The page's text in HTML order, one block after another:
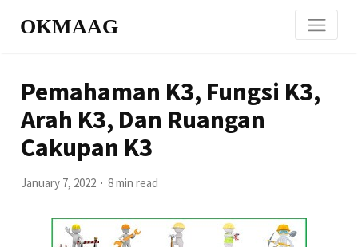
OKMAAG
Pemahaman K3, Fungsi K3,
Arah K3, Dan Ruangan
Cakupan K3
January 7, 2022 8 min read